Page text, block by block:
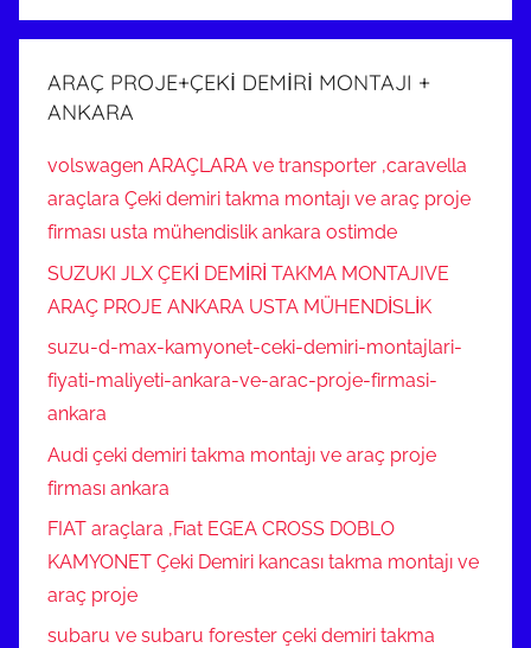
ARAÇ PROJE+ÇEKİ DEMİRİ MONTAJI +
ANKARA
volswagen ARAÇLARA ve transporter ,caravella
araçlara Çeki demiri takma montajı ve araç proje
firması usta mühendislik ankara ostimde
SUZUKI JLX ÇEKİ DEMİRİ TAKMA MONTAJIVE
ARAÇ PROJE ANKARA USTA MÜHENDİSLİK
suzu-d-max-kamyonet-ceki-demiri-montajlari-
fiyati-maliyeti-ankara-ve-arac-proje-firmasi-
ankara
Audi çeki demiri takma montajı ve araç proje
firması ankara
FIAT araçlara ,Fıat EGEA CROSS DOBLO
KAMYONET Çeki Demiri kancası takma montajı ve
araç proje
subaru ve subaru forester çeki demiri takma